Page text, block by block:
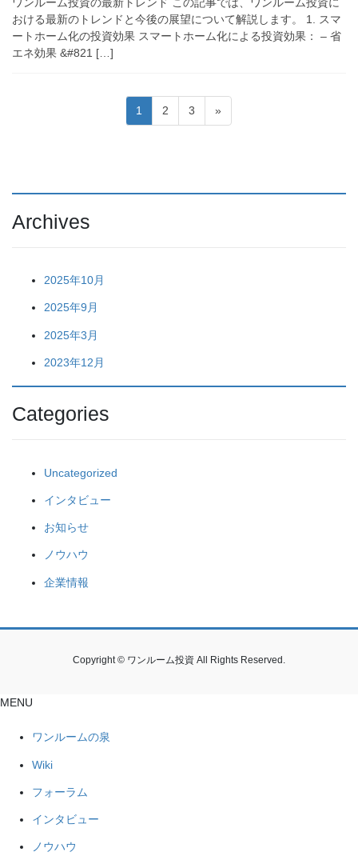
おける最新のトレンドと今後の展望について解説します。 1. スマ
ートホーム化の投資効果 スマートホーム化による投資効果： – 省
エネ効果 &#821 […]
ゲ
ー
固
定
1
固
定
2
固
定
3 »
Archives
2025年10月
2025年9月
2025年3月
2023年12月
Categories
Uncategorized
インタビュー
お知らせ
ノウハウ
企業情報
Copyright © ワンルーム投資 All Rights Reserved.
MENU
ワンルームの泉
Wiki
フォーラム
インタビュー
ノウハウ